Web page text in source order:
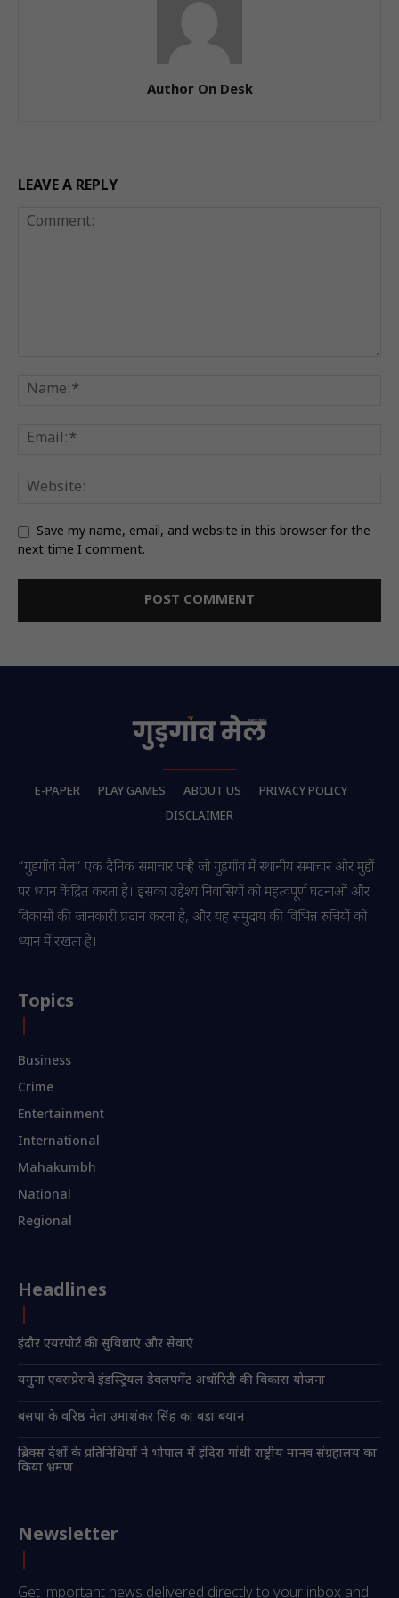
Author On Desk
LEAVE A REPLY
Save my name, email, and website in this browser for the
next time I comment.
E-PAPER PLAY GAMES ABOUT US
PRIVACY POLICY
DISCLAIMER
“गुडगाँव मेल” एक दैनिक समाचार पत्र है जो गुडगाँव में स्थानीय समाचार और मुद्दों
पर ध्यान केंद्रित करता है। इसका उद्देश्य निवासियों को महत्वपूर्ण घटनाओं और
विकासों की जानकारी प्रदान करना है, और यह समुदाय की विभिन्न रुचियों को
ध्यान में रखता है।
Topics
Business
Crime
Entertainment
International
Mahakumbh
National
Regional
Headlines
इंदौर एयरपोर्ट की सुविधाएं और सेवाएं
यमुना एक्सप्रेसवे इंडस्ट्रियल डेवलपमेंट अथॉरिटी की विकास योजना
बसपा के वरिष्ठ नेता उमाशंकर सिंह का बड़ा बयान
ब्रिक्स देशों के प्रतिनिधियों ने भोपाल में इंदिरा गांधी राष्ट्रीय मानव संग्रहालय का
किया भ्रमण
Newsletter
Get important news delivered directly to your inbox and